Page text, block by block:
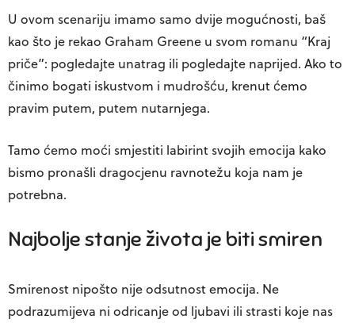
U ovom scenariju imamo samo dvije mogućnosti, baš
kao što je rekao Graham Greene u svom romanu “Kraj
priče”: pogledajte unatrag ili pogledajte naprijed. Ako to
činimo bogati iskustvom i mudrošću, krenut ćemo
pravim putem, putem nutarnjega.
Tamo ćemo moći smjestiti labirint svojih emocija kako
bismo pronašli dragocjenu ravnotežu koja nam je
potrebna.
Najbolje stanje života je biti smiren
Smirenost nipošto nije odsutnost emocija. Ne
podrazumijeva ni odricanje od ljubavi ili strasti koje nas